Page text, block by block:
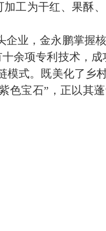
加工为干红、果酥
企业，金永鹏掌握
余项专利技术，
模式。既美化了乡
色宝石”，正以其